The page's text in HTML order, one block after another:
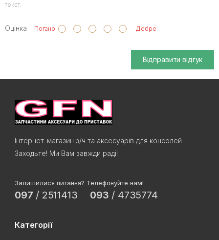
текст.
Оцінка Погано Добре
Відправити відгук
Інтернет-магазин з/ч та аксесуарів для консолей
Заходьте! Ми Вам завжди раді!
Залишилися питання? Телефонуйте нам!
097 / 2511413 093 / 4735774
Категорії